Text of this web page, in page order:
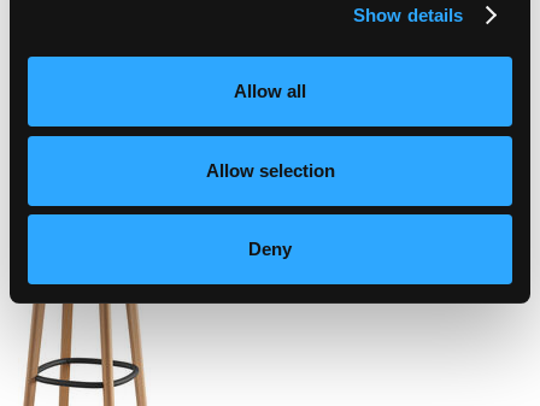
Show details
Allow all
Allow selection
Deny
imma